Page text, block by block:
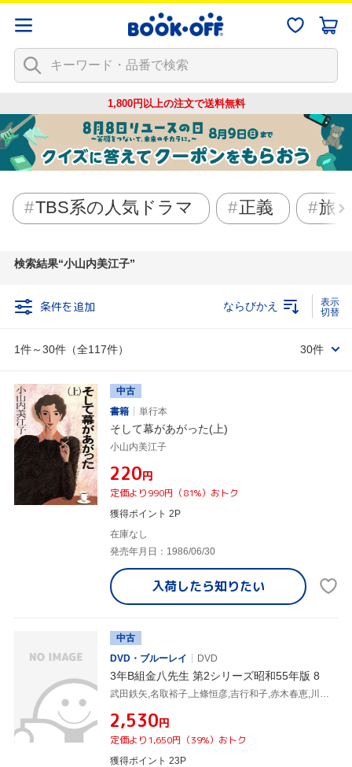
1,800円以上の注文で送料無料
TBS系の人気ドラマ 正義 旅
検索結果 小山内美江子
条件を追加
1件～30件（全117件）
ならびかえ
30件
中古
書籍
単行本
そして幕があがった(上)
小山内美江子
¥220円
定価より990円（81%）おトク
獲得ポイント 2P
在庫なし
発売年月日：1986/06/30
入荷したら知りたい
中古
DVD・ブルーレイ
DVD
3年B組金八先生 第2シリーズ昭和55年版 8
¥2,530円
定価より1,650円（39%）おトク
獲得ポイント 23P